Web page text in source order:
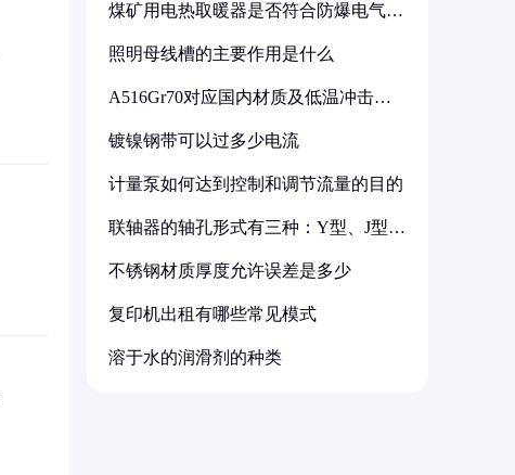
煤矿用电热取暖器是否符合防爆电气设
照明母线槽的主要作用是什么
A516Gr70对应国内材质及低温冲击要
镀镍钢带可以过多少电流
计量泵如何达到控制和调节流量的目的
联轴器的轴孔形式有三种：Y型、J型、
不锈钢材质厚度允许误差是多少
复印机出租有哪些常见模式
溶于水的润滑剂的种类